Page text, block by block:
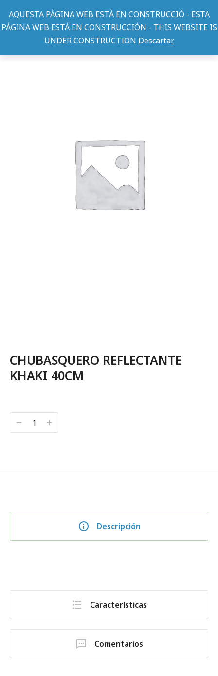
AQUESTA PÀGINA WEB ESTÀ EN CONSTRUCCIÓ - ESTA
PÁGINA WEB ESTÁ EN CONSTRUCCIÓN - THIS WEBSITE IS
UNDER CONSTRUCTION Descartar
CHUBASQUERO REFLECTANTE
KHAKI 40CM
Descripción
Características
Comentarios